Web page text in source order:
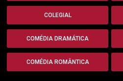
COLEGIAL
COMÉDIA DRAMÁTICA
COMÉDIA ROMÂNTICA